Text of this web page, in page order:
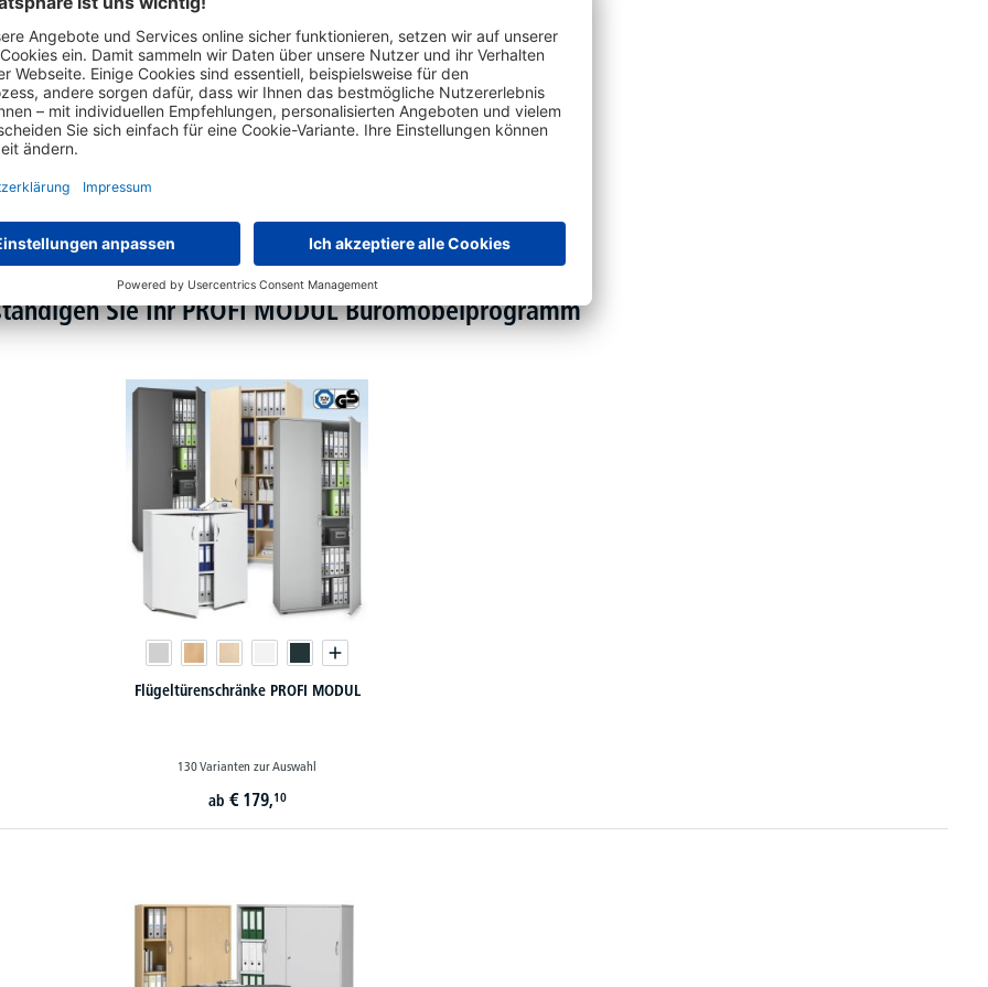
maximale Belastung 30 kg bei gleichmäßiger Belastung
Sie Ihr PROFI MODUL Büromöbelprogramm
Flügeltürenschränke PROFI MODUL
130 Varianten zur Auswahl
ab € 179,10